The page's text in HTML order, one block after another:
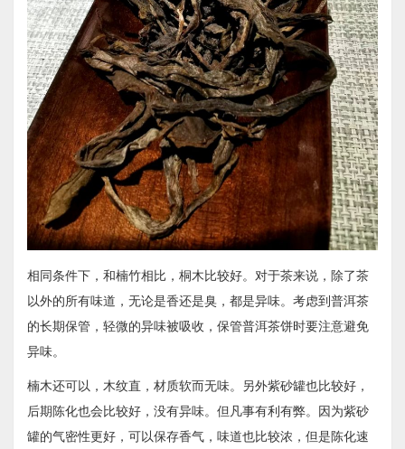
相同条件下，和楠竹相比，桐木比较好。对于茶来说，除了茶
以外的所有味道，无论是香还是臭，都是异味。考虑到普洱茶
的长期保管，轻微的异味被吸收，保管普洱茶饼时要注意避免
异味。
楠木还可以，木纹直，材质软而无味。另外紫砂罐也比较好，
后期陈化也会比较好，没有异味。但凡事有利有弊。因为紫砂
罐的气密性更好，可以保存香气，味道也比较浓，但是陈化速